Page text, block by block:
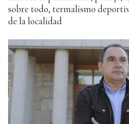
sobre todo, termalismo
de la localidad